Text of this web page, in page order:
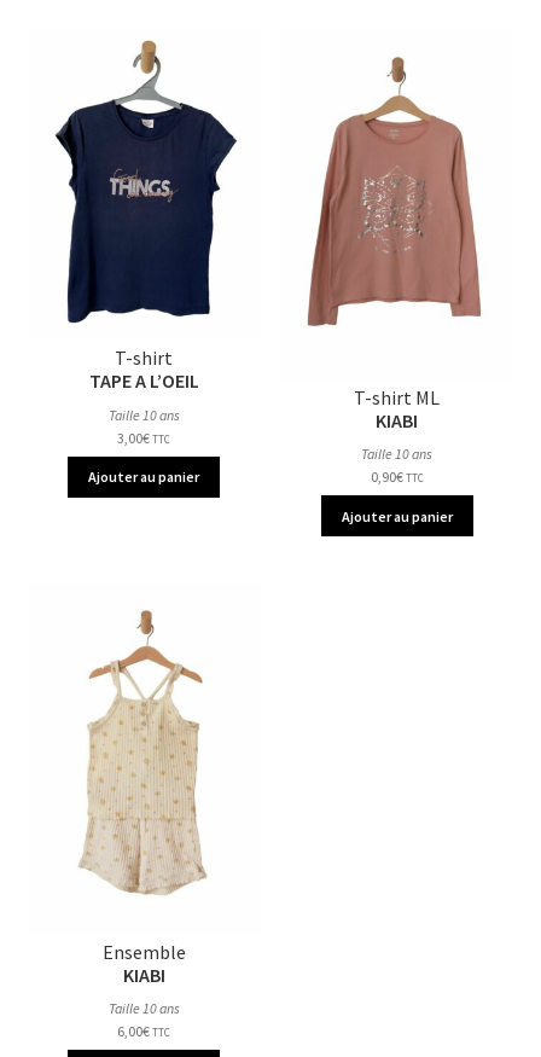
T-shirt
TAPE A L’OEIL
Taille 10 ans
3,00€ TTC
Ajouter au panier
T-shirt ML
KIABI
Taille 10 ans
0,90€ TTC
Ajouter au panier
Ensemble
KIABI
Taille 10 ans
6,00€ TTC